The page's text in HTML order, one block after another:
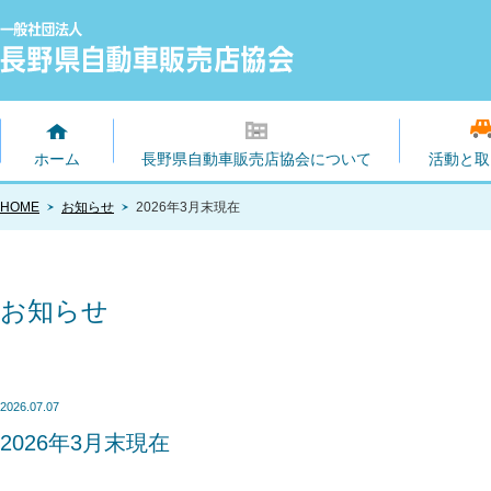
ホーム 長野県自動車販売店協会について 活動と
HOME お知らせ 2026年3月末現在
お知らせ
2026.07.07
2026年3月末現在